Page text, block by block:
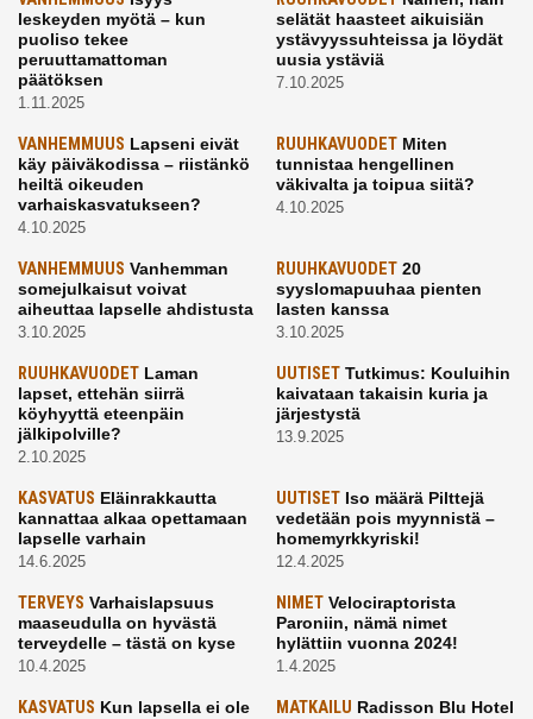
leskeyden myötä – kun
puoliso tekee
peruuttamattoman
päätöksen
1.11.2025
selätät haasteet aikuisiän
ystävyyssuhteissa ja löydät
uusia ystäviä
7.10.2025
VANHEMMUUS Lapseni eivät
käy päiväkodissa – riistänkö
heiltä oikeuden
varhaiskasvatukseen?
4.10.2025
RUUHKAVUODETMiten
tunnistaa hengellinen
väkivalta ja toipua siitä?
4.10.2025
VANHEMMUUS Vanhemman
somejulkaisut voivat
aiheuttaa lapselle ahdistusta
3.10.2025
RUUHKAVUODET20
syyslomapuuhaa pienten
lasten kanssa
3.10.2025
RUUHKAVUODET Laman
lapset, ettehän siirrä
köyhyyttä eteenpäin
jälkipolville?
2.10.2025
UUTISETTutkimus: Kouluihin
kaivataan takaisin kuria ja
järjestystä
13.9.2025
KASVATUS Eläinrakkautta
kannattaa alkaa opettamaan
lapselle varhain
14.6.2025
UUTISETIso määrä Pilttejä
vedetään pois myynnistä –
homemyrkkyriski!
12.4.2025
TERVEYS Varhaislapsuus
maaseudulla on hyvästä
terveydelle – tästä on kyse
10.4.2025
NIMETVelociraptorista
Paroniin, nämä nimet
hylättiin vuonna 2024!
1.4.2025
KASVATUS Kun lapsella ei ole
MATKAILU Radisson Blu Hotel